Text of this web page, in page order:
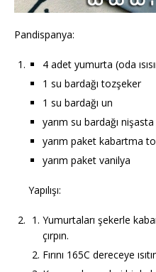
Pandispanya:
4 adet yumurta (oda
1 su bardağı tozşeker
1 su bardağı un
yarım su bardağı nişasta
yarım paket kabartma
yarım paket vanilya
Yapılışı:
Yumurtaları şekerle
çırpın.
Fırını 165C dereceye